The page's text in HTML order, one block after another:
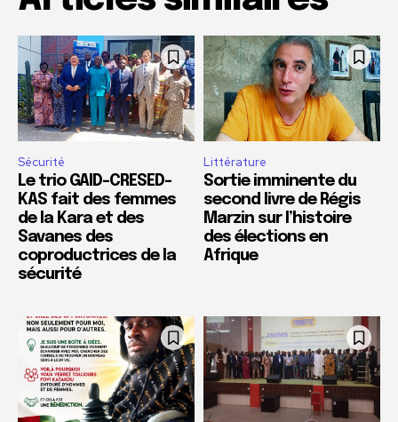
Sécurité
Le trio GAID-CRESED-
KAS fait des femmes
de la Kara et des
Savanes des
coproductrices de la
sécurité
Littérature
Sortie imminente du
second livre de Régis
Marzin sur l’histoire
des élections en
Afrique